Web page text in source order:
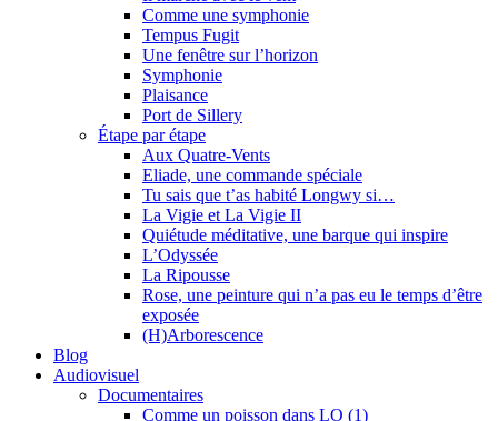
Comme une symphonie
Tempus Fugit
Une fenêtre sur l’horizon
Symphonie
Plaisance
Port de Sillery
Étape par étape
Aux Quatre-Vents
Eliade, une commande spéciale
Tu sais que t’as habité Longwy si…
La Vigie et La Vigie II
Quiétude méditative, une barque qui inspire
L’Odyssée
La Ripousse
Rose, une peinture qui n’a pas eu le temps d’être
exposée
(H)Arborescence
Blog
Audiovisuel
Documentaires
Comme un poisson dans LO (1)